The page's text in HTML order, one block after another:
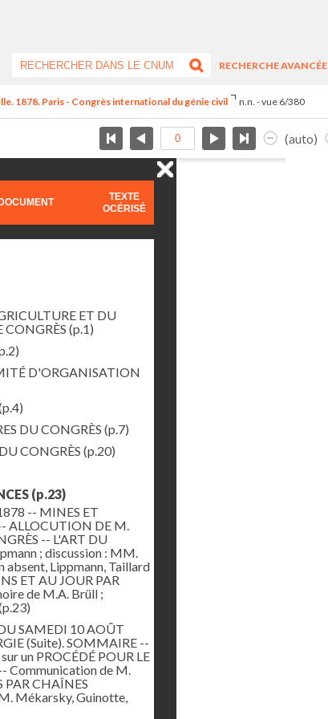
RECHERCHE AVANCÉE
1878. Paris - Congrès international du génie civil n.n. - vue 6/380
(auto)
TEXTE
OCÉRISÉ
ET DU
(p.1)
D'ORGANISATION
DU CONGRÈS (p.7)
CONGRÈS (p.20)
(p.23)
-- MINES ET
ALLOCUTION DE M.
-- L'ART DU
; discussion : MM.
absent, Lippmann, Taillard
ET AU JOUR PAR
de M.A. Brüll ;
SAMEDI 10 AOÛT
(Suite). SOMMAIRE --
un PROCÉDÉ POUR LE
Communication de M.
PAR CHAÎNES
Mékarsky, Guinotte,